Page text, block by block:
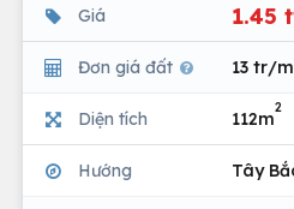
Giá 1.45
Đơn giá đất 13 tr/m
Diện tích 112m
2
Hướng Tây